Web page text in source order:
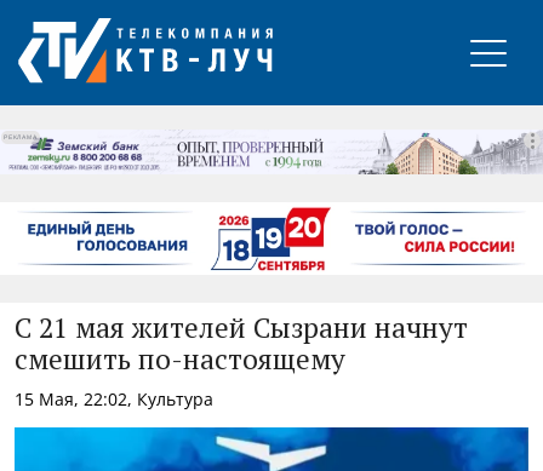
РЕКЛАМА
С 21 мая жителей Сызрани начнут
смешить по-настоящему
15 Мая, 22:02, Культура